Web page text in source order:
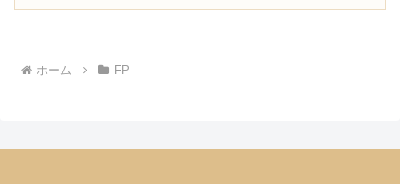
ホーム FP